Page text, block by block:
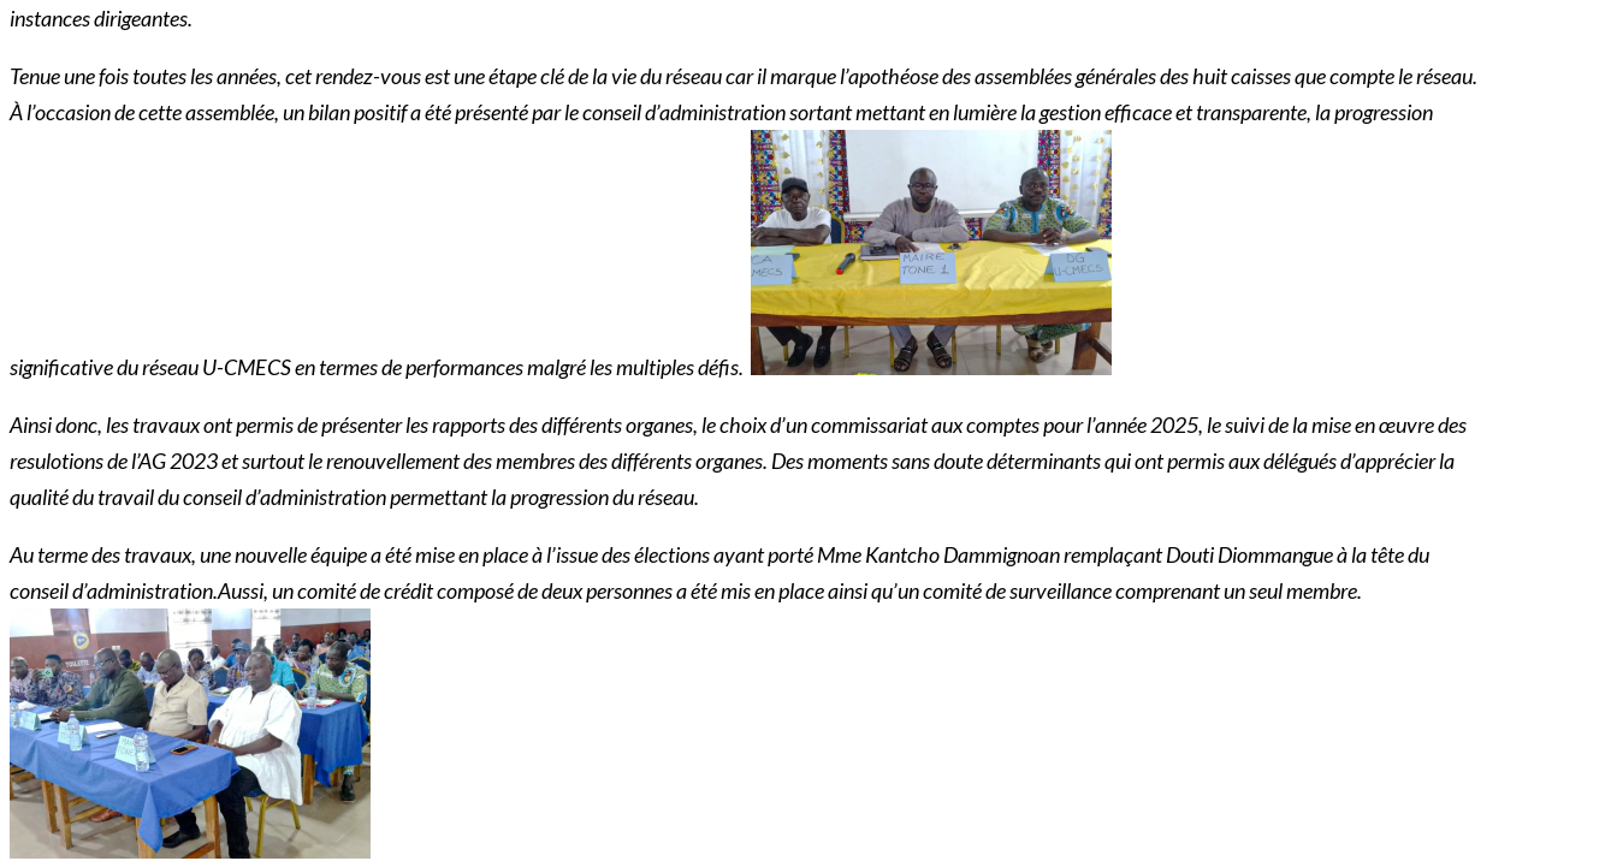
instances dirigeantes.
Tenue une fois toutes les années, cet rendez-vous est une étape clé de la vie du réseau car il marque l’apothéose des assemblées générales des huit caisses que compte le réseau.
À l’occasion de cette assemblée, un bilan positif a été présenté par le conseil d’administration sortant mettant en lumière la gestion efficace et transparente, la progression
significative du réseau U-CMECS en termes de performances malgré les multiples défis.
Ainsi donc, les travaux ont permis de présenter les rapports des différents organes, le choix d’un commissariat aux comptes pour l’année 2025, le suivi de la mise en œuvre des
resulotions de l’AG 2023 et surtout le renouvellement des membres des différents organes. Des moments sans doute déterminants qui ont permis aux délégués d’apprécier la
qualité du travail du conseil d’administration permettant la progression du réseau.
Au terme des travaux, une nouvelle équipe a été mise en place à l’issue des élections ayant porté Mme Kantcho Dammignoan remplaçant Douti Diommangue à la tête du
conseil d’administration.Aussi, un comité de crédit composé de deux personnes a été mis en place ainsi qu’un comité de surveillance comprenant un seul membre.